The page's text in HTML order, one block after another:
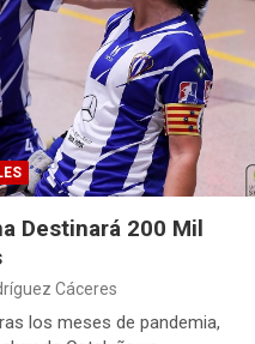
Destinará 200 Mil
Cáceres
los meses de pandemia,